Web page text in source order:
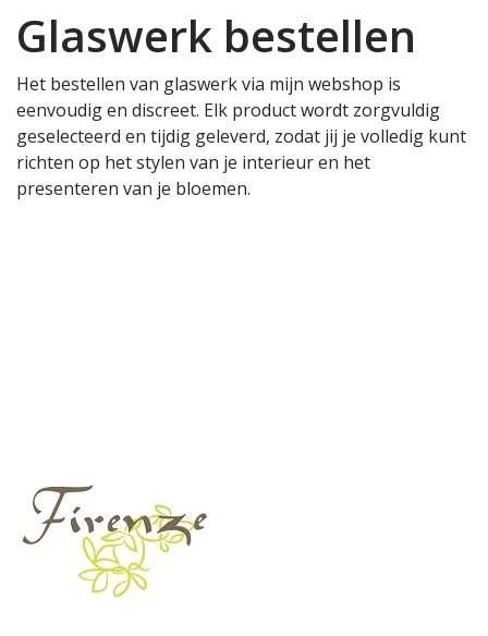
Glaswerk bestellen
Het bestellen van glaswerk via mijn webshop is
eenvoudig en discreet. Elk product wordt zorgvuldig
geselecteerd en tijdig geleverd, zodat jij je volledig kunt
richten op het stylen van je interieur en het
presenteren van je bloemen.